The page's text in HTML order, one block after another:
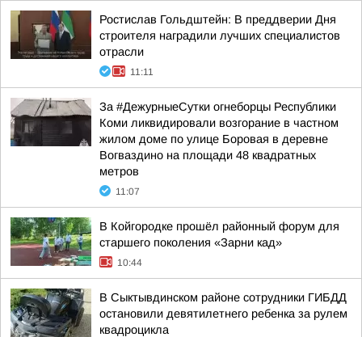
Ростислав Гольдштейн: В преддверии Дня
строителя наградили лучших специалистов
отрасли
11:11
За #ДежурныеСутки огнеборцы Республики
Коми ликвидировали возгорание в частном
жилом доме по улице Боровая в деревне
Вогваздино на площади 48 квадратных
метров
11:07
В Койгородке прошёл районный форум для
старшего поколения «Зарни кад»
10:44
В Сыктывдинском районе сотрудники ГИБДД
остановили девятилетнего ребенка за рулем
квадроцикла